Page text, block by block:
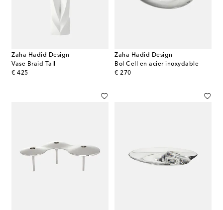
Zaha Hadid Design
Vase Braid Tall
€ 425
original price
Zaha Hadid Design
Bol Cell en acier inoxydable
€ 270
original price